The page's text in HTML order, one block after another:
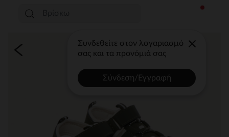
Συνδεθείτε στον λογαριασμό
σας και τα προνόμιά σας
Σύνδεση/Εγγραφή